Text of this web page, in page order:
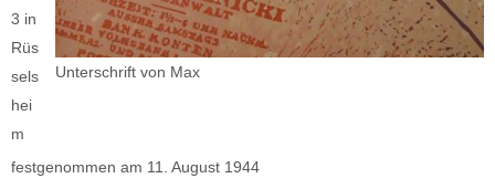
Unterschrift von Max
3 in
Rüs
sels
hei
m
festgenommen am 11. August 1944